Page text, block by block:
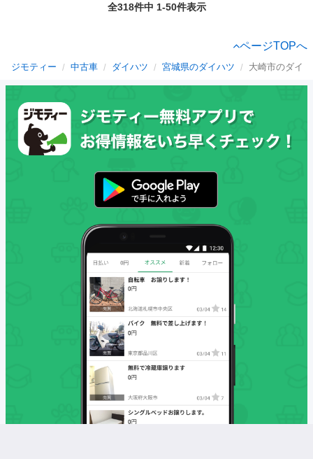
全318件中 1-50件表示
ページTOPへ
ジモティー 中古車 ダイハツ 宮城県のダイハツ 大崎市のダイ